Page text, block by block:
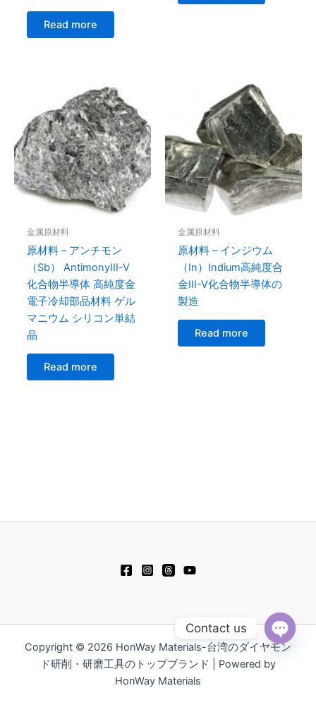
Read more
金属原材料
原材料 – アンチモン
（Sb） AntimonyIII-V
化合物半導体 高純度金
電子冷却部品材料 ゲル
マニウム シリコン単結
晶
Read more
金属原材料
原材料 – インジウム
（In）Indium高純度合
金III​​-V化合物半導体の
製造
Read more
Copyright © 2026 HonWay Materials-台湾のダイヤモン
ド研削・研磨工具のトップブランド | Powered by
HonWay Materials
Contact us
Open